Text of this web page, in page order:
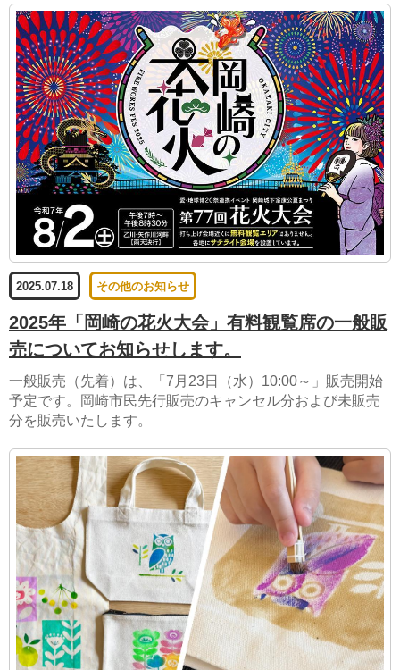
2025.07.18 その他のお知らせ
2025年「岡崎の花火大会」有料観覧席の一般販
売についてお知らせします。
一般販売（先着）は、「7月23日（水）10:00～」販売開始
予定です。岡崎市民先行販売のキャンセル分および未販売
分を販売いたします。